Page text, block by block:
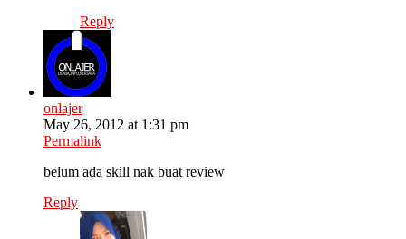
Reply
onlajer
May 26, 2012 at 1:31 pm
Permalink
belum ada skill nak buat review
Reply